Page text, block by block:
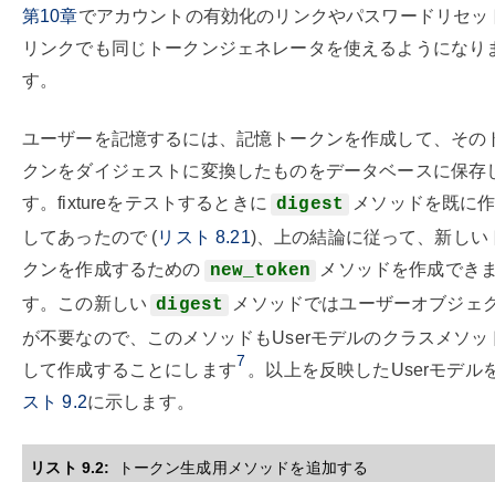
第10章でアカウントの有効化のリンクやパスワードリセッ
リンクでも同じトークンジェネレータを使えるようになり
す。
ユーザーを記憶するには、記憶トークンを作成して、その
クンをダイジェストに変換したものをデータベースに保存
す。fixtureをテストするときに digest
メソッドを既に
してあったので (リスト8.21)、上の結論に従って、新しい
クンを作成するための new_token
メソッドを作成でき
す。この新しい digest
メソッドではユーザーオブジェ
が不要なので、このメソッドもUserモデルのクラスメソッ
して作成することにします7 。以上を反映したUserモデル
スト9.2に示します。
リスト 9.2: トークン生成用メソッドを追加する